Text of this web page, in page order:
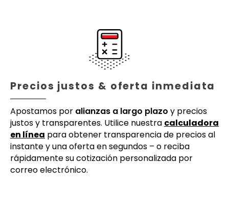
Precios justos & oferta inmediata
Apostamos por alianzas a largo plazo y precios
justos y transparentes. Utilice nuestra calculadora
en línea para obtener transparencia de precios al
instante y una oferta en segundos – o reciba
rápidamente su cotización personalizada por
correo electrónico.